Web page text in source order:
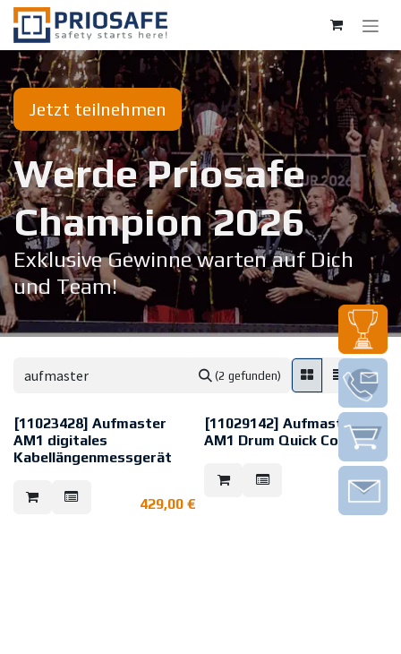
Zum Inhalt springen
Jetzt teilnehmen
Werde Priosafe
Champion 20​26
Exklusive Gewinne warten auf Dich
und Team!
(2 gefunden)
[11023428] Aufmaster
AM1 digitales
Kabellängenmessgerät
Kabellängenmessgerät und die
kostenfreie Aufmaster App sind
429,00 €
[11029142] Aufmaster
AM1 Drum Quick Connect
Halterung zur Befestigung des
Aufmaster AM1 an eine
Kabeltrommel
69,00€